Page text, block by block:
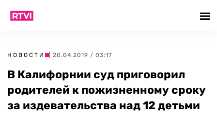
НОВОСТИ | 20.04.2019 / 03:17
В Калифорнии суд приговорил
родителей к пожизненному сроку
за издевательства над 12 детьми